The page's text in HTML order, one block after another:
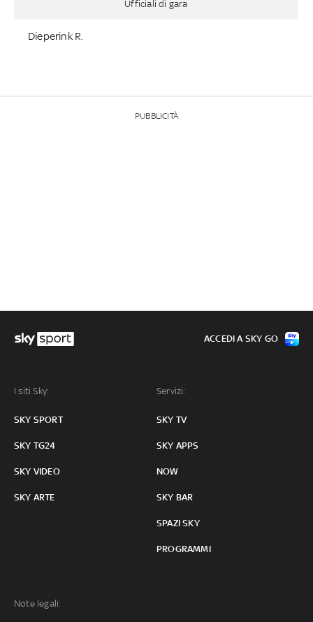
Ufficiali di gara
Dieperink R.
PUBBLICITÀ
I siti Sky:
SKY SPORT
SKY TG24
SKY VIDEO
SKY ARTE
Servizi:
SKY TV
SKY APPS
NOW
SKY BAR
SPAZI SKY
PROGRAMMI
Note legali:
ACCEDI A SKY GO